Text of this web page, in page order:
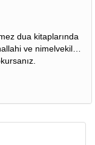
dua kitaplarında
ve nimelvekil…